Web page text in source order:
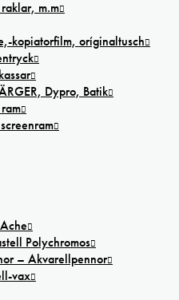
m.m
kopiatorfilm, oríginaltusch
Dypro, Batik
Polychromos
– Akvarellpennor
vax